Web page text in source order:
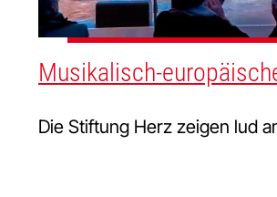
Musikalisch-
Die Stiftung Herz zeigen lud